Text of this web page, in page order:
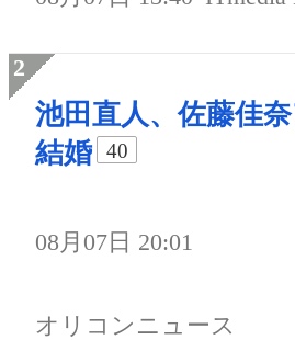
池田直人、佐藤佳
結婚
40
08月07日 20:01
オリコンニュース